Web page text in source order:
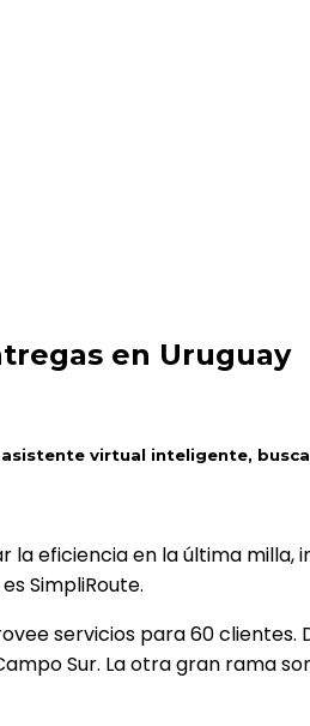
en Uruguay
virtual inteligente,
eficiencia en la última
SimpliRoute.
servicios para 60
Sur. La otra gran rama